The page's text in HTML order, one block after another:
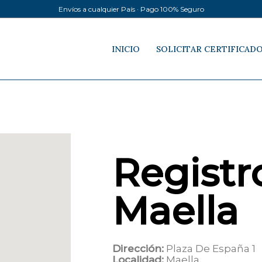
Envíos a cualquier País · Pago 100% Seguro
INICIO SOLICITAR
Maella
Dirección: Plaza De España 1
Localidad: Maella